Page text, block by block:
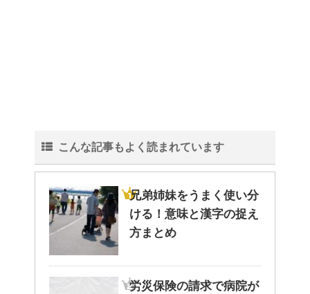
こんな記事もよく読まれています
兄弟姉妹をうまく使い分
ける！意味と漢字の捉え
方まとめ
労災保険の請求で病院が